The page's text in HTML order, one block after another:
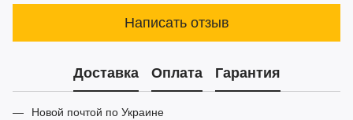
Написать отзыв
Доставка Оплата Гарантия
Новой почтой по Украине